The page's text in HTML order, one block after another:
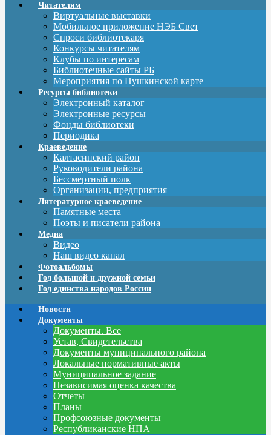
Читателям
Виртуальные выставки
Мобильное приложение НЭБ Свет
Спроси библиотекаря
Конкурсы читателям
Клубы по интересам
Библиотечные сайты РБ
Мероприятия по Пушкинской карте
Ресурсы библиотеки
Электронный каталог
Электронные ресурсы
Фонды библиотеки
Периодика
Краеведение
Калтасинский район
Руководители района
Бессмертный полк
Организации, предприятия
Литературное краеведение
Памятные места
Поэты и писатели района
Медиа
Видео
Наш видео канал
Фотоальбомы
Год большой и дружной семьи
Год единства народов России
Новости
Документы
Документы. Все
Устав, Свидетельства
Документы муниципального района
Локальные нормативные акты
Муниципальное задание
Независимая оценка качества
Отчеты
Планы
Профсоюзные документы
Республиканские НПА